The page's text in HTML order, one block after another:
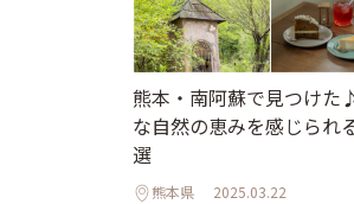
熊本・南阿蘇で見つけた
な自然の恵みを感じられ
選
熊本県 2025.03.22